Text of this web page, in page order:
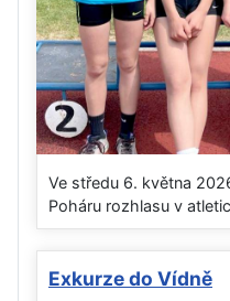
Ve středu 6. května
Poháru rozhlasu v
Exkurze do Vídně